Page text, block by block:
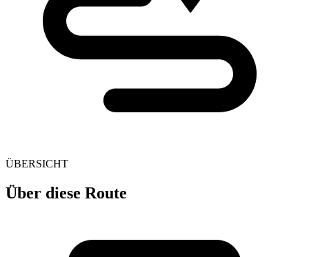
ÜBERSICHT
Über diese Route